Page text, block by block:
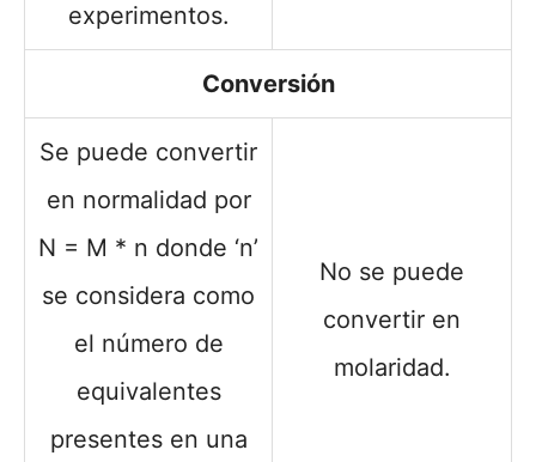
experimentos.
Conversión
Se puede convertir
en normalidad por
N = M * n donde ‘n’
se considera como
el número de
equivalentes
presentes en una
No se puede
convertir en
molaridad.